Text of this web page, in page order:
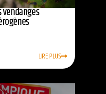
vendanges
LIRE PLUS